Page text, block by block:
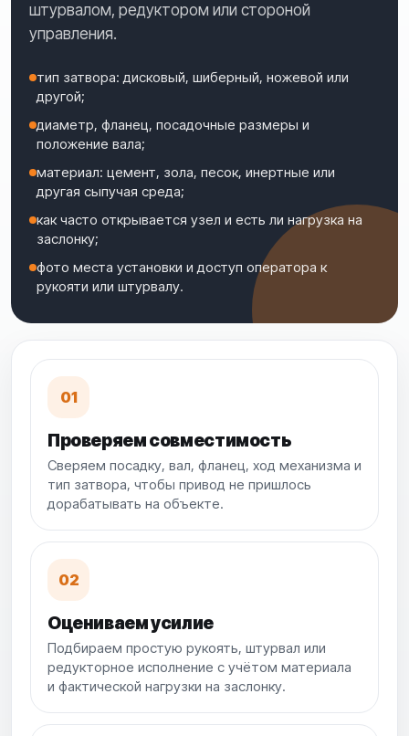
штурвалом, редуктором или стороной
управления.
тип затвора: дисковый, шиберный, ножевой или
другой;
диаметр, фланец, посадочные размеры и
положение вала;
материал: цемент, зола, песок, инертные или
другая сыпучая среда;
как часто открывается узел и есть ли нагрузка на
заслонку;
фото места установки и доступ оператора к
рукояти или штурвалу.
01
Проверяем совместимость
Сверяем посадку, вал, фланец, ход механизма и
тип затвора, чтобы привод не пришлось
дорабатывать на объекте.
02
Оцениваем усилие
Подбираем простую рукоять, штурвал или
редукторное исполнение с учётом материала
и фактической нагрузки на заслонку.